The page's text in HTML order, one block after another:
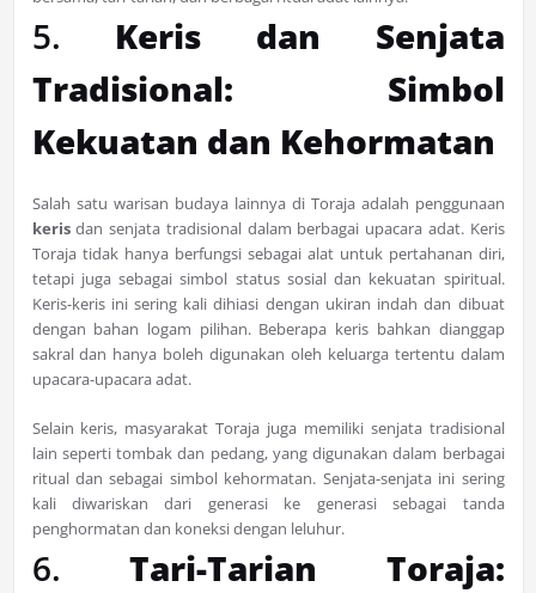
5. Keris dan Senjata
Tradisional: Simbol
Kekuatan dan Kehormatan
Salah satu warisan budaya lainnya di Toraja adalah penggunaan
kerisdan senjata tradisional dalam berbagai upacara adat. Keris
Toraja tidak hanya berfungsi sebagai alat untuk pertahanan diri,
tetapi juga sebagai simbol status sosial dan kekuatan spiritual.
Keris-keris ini sering kali dihiasi dengan ukiran indah dan dibuat
dengan bahan logam pilihan. Beberapa keris bahkan dianggap
sakral dan hanya boleh digunakan oleh keluarga tertentu dalam
upacara-upacara adat.
Selain keris, masyarakat Toraja juga memiliki senjata tradisional
lain seperti tombak dan pedang, yang digunakan dalam berbagai
ritual dan sebagai simbol kehormatan. Senjata-senjata ini sering
kali diwariskan dari generasi ke generasi sebagai tanda
penghormatan dan koneksi dengan leluhur.
6. Tari-Tarian Toraja: